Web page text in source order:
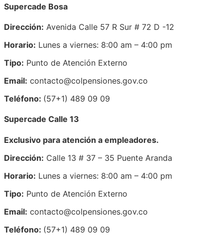
Supercade Bosa
Dirección: Avenida Calle 57 R Sur # 72 D -12
Horario: Lunes a viernes: 8:00 am – 4:00 pm
Tipo: Punto de Atención Externo
Email: contacto@colpensiones.gov.co
Teléfono: (57+1) 489 09 09
Supercade Calle 13
Exclusivo para atención a empleadores.
Dirección: Calle 13 # 37 – 35 Puente Aranda
Horario: Lunes a viernes: 8:00 am – 4:00 pm
Tipo: Punto de Atención Externo
Email: contacto@colpensiones.gov.co
Teléfono: (57+1) 489 09 09